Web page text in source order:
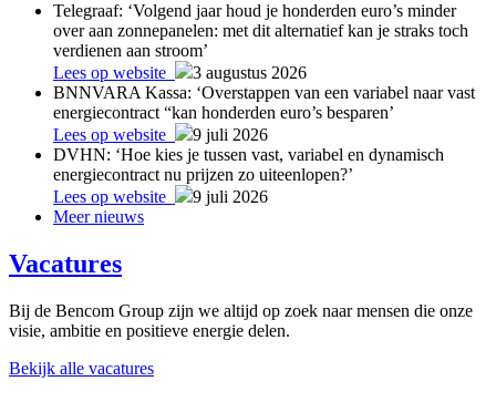
Telegraaf: ‘Volgend jaar houd je honderden euro’s minder
over aan zonnepanelen: met dit alternatief kan je straks toch
verdienen aan stroom’
Lees op website
3 augustus 2026
BNNVARA Kassa: ‘Overstappen van een variabel naar vast
energiecontract “kan honderden euro’s besparen’
Lees op website
9 juli 2026
DVHN: ‘Hoe kies je tussen vast, variabel en dynamisch
energiecontract nu prijzen zo uiteenlopen?’
Lees op website
9 juli 2026
Meer nieuws
Vacatures
Bij de Bencom Group zijn we altijd op zoek naar mensen die onze
visie, ambitie en positieve energie delen.
Bekijk alle vacatures